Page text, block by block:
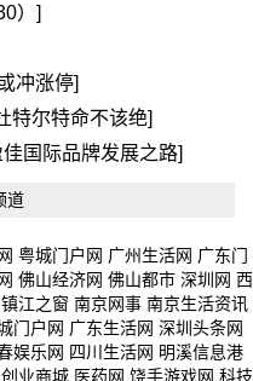
）]
冲涨停]
特尔特命不该绝]
国际品牌发展之路]
道
粤城门户网 广州生活网 广东门
佛山经济网 佛山都市 深圳网 西
镇江之窗 南京网事 南京生活资讯
门户网 广东生活网 深圳头条网
娱乐网 四川生活网 明溪信息港
创业商城 医药网 饶手游戏网 科技